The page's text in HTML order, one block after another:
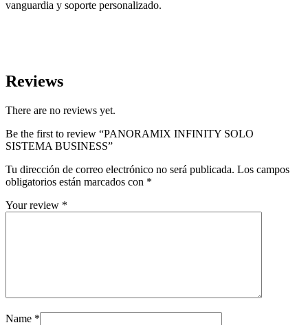
vanguardia y soporte personalizado.
Reviews
There are no reviews yet.
Be the first to review “PANORAMIX INFINITY SOLO
SISTEMA BUSINESS”
Tu dirección de correo electrónico no será publicada. Los campos
obligatorios están marcados con *
Your review *
Name *